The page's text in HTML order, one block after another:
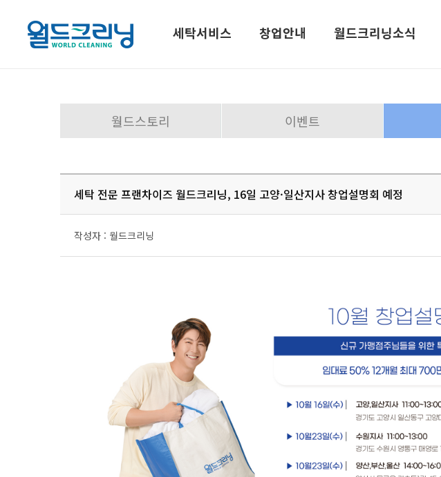
세탁서비스 창업안내 월드크리닝소식
세탁서비스
세탁서비스
세탁시스템
창업안내
창업모델
경쟁력
지사현황
고객센터
크레임 처리절차
자주하는 질문
회사소개
CEO인사말
회사비전
월드스토리 이벤트
세탁 전문 프랜차이즈 월드크리닝, 16일 고양·일산지사 창업설명회 예정
작성자 : 월드크리닝